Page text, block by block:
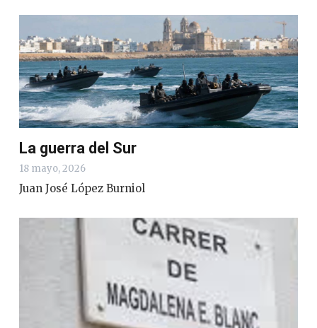
La guerra del Sur
18 mayo, 2026
Juan José López Burniol